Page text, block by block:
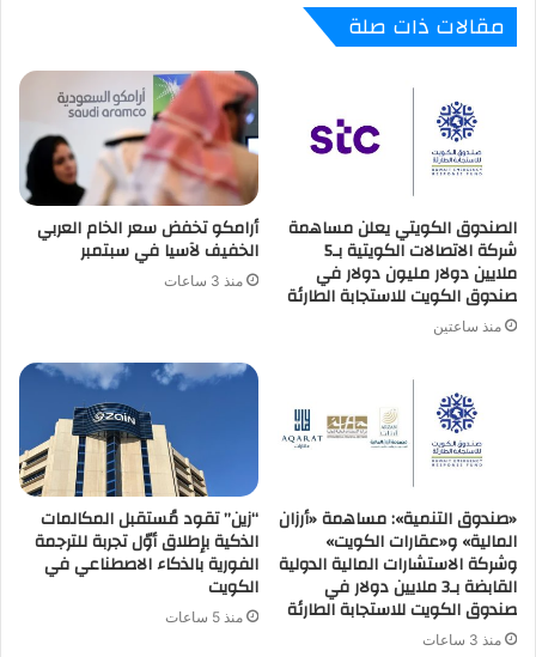
مقالات ذات صلة
الصندوق الكويتي يعلن مساهمة
شركة الاتصالات الكويتية بـ5
ملايين دولار مليون دولار في
صندوق الكويت للاستجابة الطارئة
منذ ساعتين
أرامكو تخفض سعر الخام العربي
الخفيف لآسيا في سبتمبر
منذ 3 ساعات
«صندوق التنمية»: مساهمة «أرزان
المالية» و«عقارات الكويت»
وشركة الاستشارات المالية الدولية
القابضة بـ3 ملايين دولار في
صندوق الكويت للاستجابة الطارئة
منذ 3 ساعات
“زين” تقود مُستقبل المكالمات
الذكية بإطلاق أوّل تجربة للترجمة
الفورية بالذكاء الاصطناعي في
الكويت
منذ 5 ساعات